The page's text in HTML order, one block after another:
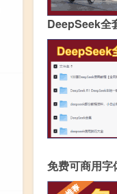
DeepSeek全
免费可商用字